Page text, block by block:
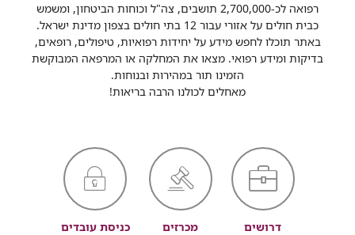
רפואה לכ-2,700,000 תושבים, צה"ל וכוחות הביטחון, ומשמש
כבית חולים על אזורי עבור 12 בתי חולים בצפון מדינת ישראל.
באתר תוכלו לחפש מידע על יחידות רפואיות, טיפולים, רופאים,
בדיקות ומידע רפואי. מצאו את המחלקה או המרפאה המבוקשת
הזמינו תור במהירות ובנוחות.
מאחלים לכולנו הרבה בריאות!
דרושים מכרזים כניסת עובדים